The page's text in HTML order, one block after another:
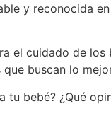
y reconocida
el cuidado de
buscan lo
bebé? ¿Qué